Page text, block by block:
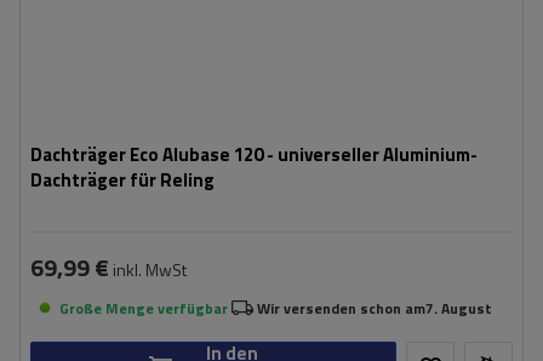
Dachträger Eco Alubase 120 - universeller Aluminium-
Dachträger für Reling
69,99 € inkl. MwSt
Große Menge verfügbar Wir versenden schon am7. August
In den